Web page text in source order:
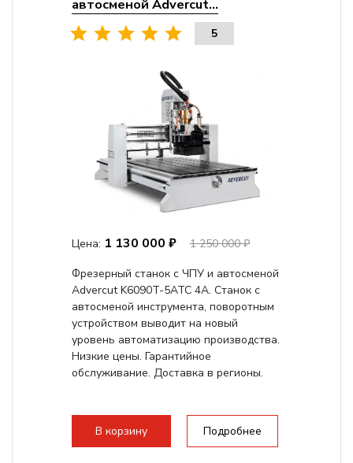
автосменой Advercut...
5
Цена: 1 130 000 ₽
1 250 000 ₽
Фрезерный станок с ЧПУ и автосменой
Advercut K6090T-5ATC 4A. Станок с
автосменой инструмента, поворотным
устройством выводит на новый
уровень автоматизацию производства.
Низкие цены. Гарантийное
обслуживание. Доставка в регионы.
В корзину Подробнее